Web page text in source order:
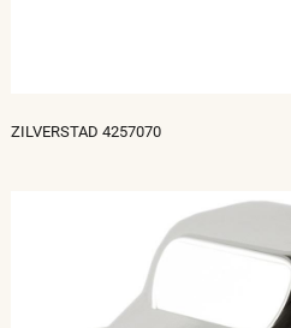
ZILVERSTAD 4257070